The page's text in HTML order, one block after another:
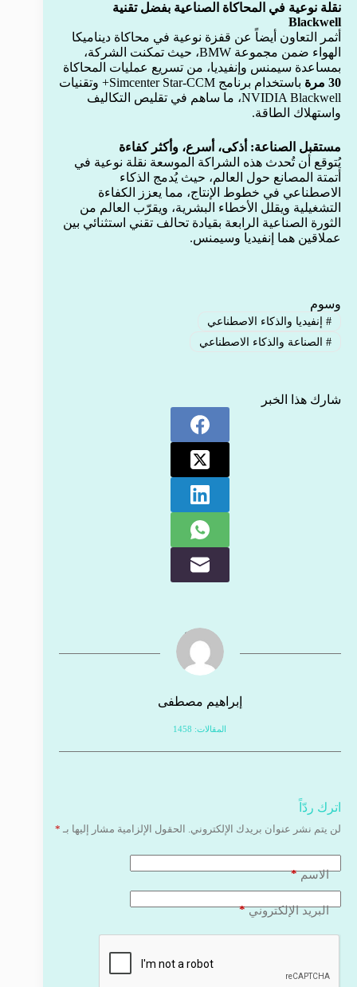
نقلة نوعية في المحاكاة الصناعية بفضل تقنية
Blackwell
أثمر التعاون أيضاً عن قفزة نوعية في محاكاة ديناميكا
الهواء ضمن مجموعة BMW، حيث تمكنت الشركة،
بمساعدة سيمنس وإنفيديا، من تسريع عمليات المحاكاة
30 مرة
باستخدام برنامج Simcenter Star-CCM+ وتقنيات
NVIDIA Blackwell، ما ساهم في تقليص التكاليف
واستهلاك الطاقة.
مستقبل الصناعة: أذكى، أسرع، وأكثر كفاءة
يُتوقع أن تُحدث هذه الشراكة الموسعة نقلة نوعية في
أتمتة المصانع حول العالم، حيث يُدمج الذكاء
الاصطناعي في خطوط الإنتاج، مما يعزز الكفاءة
التشغيلية ويقلل الأخطاء البشرية، ويقرّب العالم من
الثورة الصناعية الرابعة بقيادة تحالف تقني استثنائي بين
عملاقين هما إنفيديا وسيمنس.
وسوم
#إنفيديا والذكاء الاصطناعي
#الصناعة والذكاء الاصطناعي
شارك هذا الخبر
إبراهيم مصطفى
المقالات: 1458
اترك ردّاً
لن يتم نشر عنوان بريدك الإلكتروني. الحقول الإلزامية مشار إليها بـ *
الاسم*
البريد الإلكتروني*